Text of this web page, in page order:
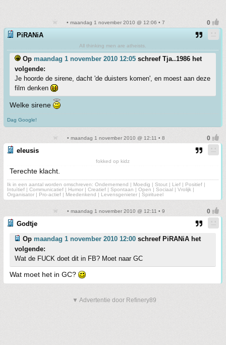
• maandag 1 november 2010 @ 12:06 • 7
PiRANiA
All thinking men are atheists.
Op maandag 1 november 2010 12:05 schreef Tja..1986 het
volgende:
Je hoorde de sirene, dacht 'de duisters komen', en moest aan deze
film denken
Welke sirene
Dag Google!
• maandag 1 november 2010 @ 12:11 • 8
eleusis
fokked op kidz
Terechte klacht.
Ik in een aantal worden omschreven: Ondernemend | Moedig | Stout | Lief | Positief |
Intuïtief | Communicatief | Humor | Creatief | Spontaan | Open | Sociaal | Vrolijk |
Organisator | Pro-actief | Meedenkend | Levensgenieter | Spiritueel
• maandag 1 november 2010 @ 12:11 • 9
Godtje
Op maandag 1 november 2010 12:00 schreef PiRANiA het
volgende:
Wat de FUCK doet dit in FB? Moet naar GC
Wat moet het in GC?
▼ Advertentie door Refinery89